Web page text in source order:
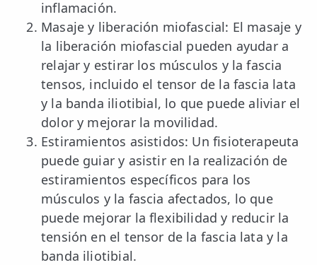
inflamación.
Masaje y liberación miofascial: El masaje y
la liberación miofascial pueden ayudar a
relajar y estirar los músculos y la fascia
tensos, incluido el tensor de la fascia lata
y la banda iliotibial, lo que puede aliviar el
dolor y mejorar la movilidad.
Estiramientos asistidos: Un fisioterapeuta
puede guiar y asistir en la realización de
estiramientos específicos para los
músculos y la fascia afectados, lo que
puede mejorar la flexibilidad y reducir la
tensión en el tensor de la fascia lata y la
banda iliotibial.